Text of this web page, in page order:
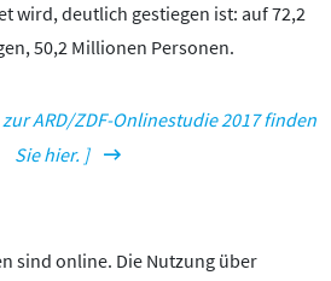
wird, deutlich gestiegen ist: auf 72,2
50,2 Millionen Personen.
ARD/ZDF-Onlinestudie 2017 finden
Sie hier. ]
sind online. Die Nutzung über